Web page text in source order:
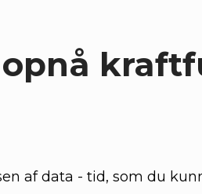
af data - tid, som du